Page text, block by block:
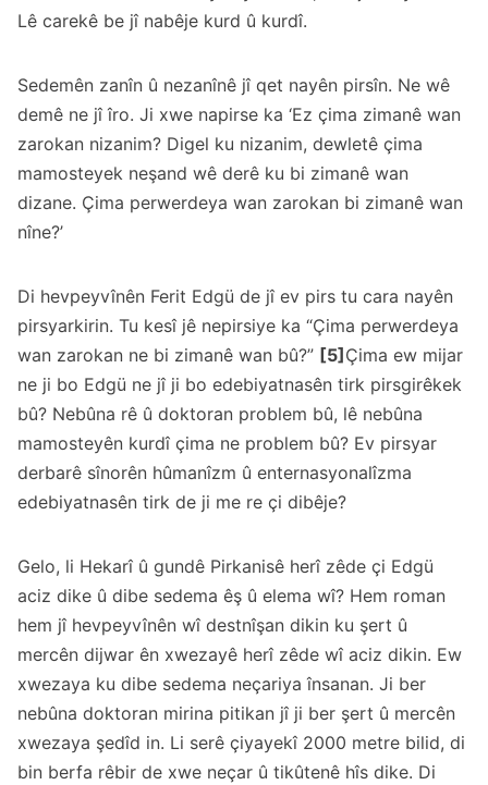
Lê carekê be jî nabêje kurd û kurdî.
Sedemên zanîn û nezanînê jî qet nayên pirsîn. Ne wê
demê ne jî îro. Ji xwe napirse ka ‘Ez çima zimanê wan
zarokan nizanim? Digel ku nizanim, dewletê çima
mamosteyek neşand wê derê ku bi zimanê wan
dizane. Çima perwerdeya wan zarokan bi zimanê wan
nîne?’
Di hevpeyvînên Ferit Edgü de jî ev pirs tu cara nayên
pirsyarkirin. Tu kesî jê nepirsiye ka “Çima perwerdeya
wan zarokan ne bi zimanê wan bû?” [5] Çima ew mijar
ne ji bo Edgü ne jî ji bo edebiyatnasên tirk pirsgirêkek
bû? Nebûna rê û doktoran problem bû, lê nebûna
mamosteyên kurdî çima ne problem bû? Ev pirsyar
derbarê sînorên hûmanîzm û enternasyonalîzma
edebiyatnasên tirk de ji me re çi dibêje?
Gelo, li Hekarî û gundê Pirkanisê herî zêde çi Edgü
aciz dike û dibe sedema êş û elema wî? Hem roman
hem jî hevpeyvînên wî destnîşan dikin ku şert û
mercên dijwar ên xwezayê herî zêde wî aciz dikin. Ew
xwezaya ku dibe sedema neçariya însanan. Ji ber
nebûna doktoran mirina pitikan jî ji ber şert û mercên
xwezaya şedîd in. Li serê çiyayekî 2000 metre bilid, di
bin berfa rêbir de xwe neçar û tikûtenê hîs dike. Di